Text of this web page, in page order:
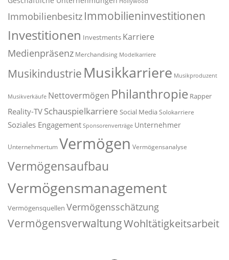
Immobilienbesitz Immobilieninvestitionen
Investitionen Investments Karriere
Medienpräsenz Merchandising Modelkarriere
Musikindustrie Musikkarriere Musikproduzent
Musikverkäufe Nettovermögen Philanthropie Rapper
Reality-TV Schauspielkarriere Social MediaSolokarriere
Soziales Engagement Sponsorenverträge Unternehmer
UnternehmertumVermögen Vermögensanalyse
Vermögensaufbau
Vermögensmanagement
Vermögensquellen Vermögensschätzung
VermögensverwaltungWohltätigkeitsarbeit